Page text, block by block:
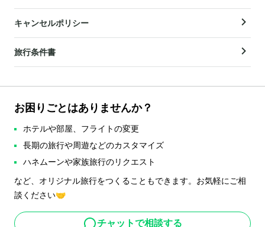
キャンセルポリシー
旅行条件書
お困りごとはありませんか？
ホテルや部屋、フライトの変更
長期の旅行や周遊などのカスタマイズ
ハネムーンや家族旅行のリクエスト
など、オリジナル旅行をつくることもできます。お気軽にご相
談ください🤝
チャットで相談する